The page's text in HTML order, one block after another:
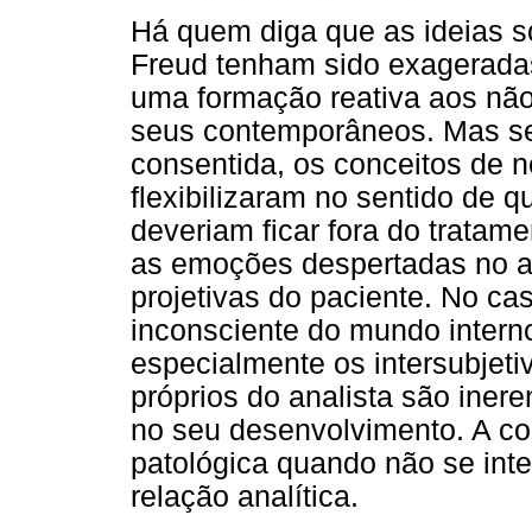
Há quem diga que as ideias
Freud tenham sido
uma formação reativa aos
seus contemporâneos. Mas
consentida, os conceitos de
flexibilizaram no sentido de
deveriam ficar fora do
as emoções despertadas no
projetivas do paciente. No
inconsciente do mundo
especialmente os
próprios do analista são
no seu desenvolvimento. A
patológica quando não se
relação analítica.